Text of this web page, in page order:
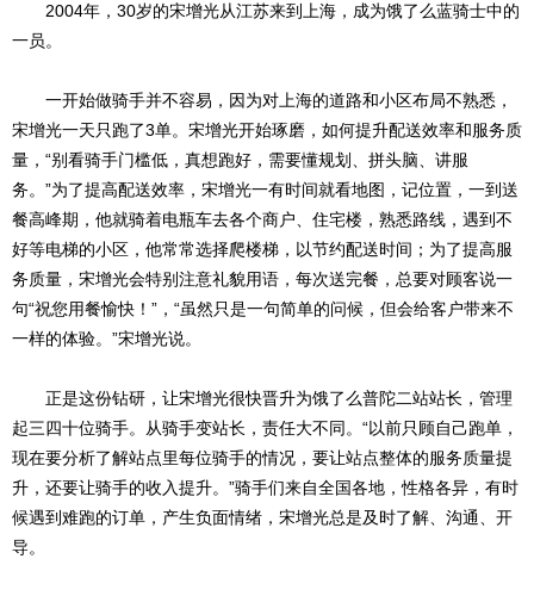
2004年，30岁的宋增光从江苏来到上海，成为饿了么蓝骑士中的
一员。
一开始做骑手并不容易，因为对上海的道路和小区布局不熟悉，
宋增光一天只跑了3单。宋增光开始琢磨，如何提升配送效率和服务质
量，“别看骑手门槛低，真想跑好，需要懂规划、拼头脑、讲服
务。”为了提高配送效率，宋增光一有时间就看地图，记位置，一到送
餐高峰期，他就骑着电瓶车去各个商户、住宅楼，熟悉路线，遇到不
好等电梯的小区，他常常选择爬楼梯，以节约配送时间；为了提高服
务质量，宋增光会特别注意礼貌用语，每次送完餐，总要对顾客说一
句“祝您用餐愉快！”，“虽然只是一句简单的问候，但会给客户带来不
一样的体验。”宋增光说。
正是这份钻研，让宋增光很快晋升为饿了么普陀二站站长，管理
起三四十位骑手。从骑手变站长，责任大不同。“以前只顾自己跑单，
现在要分析了解站点里每位骑手的情况，要让站点整体的服务质量提
升，还要让骑手的收入提升。”骑手们来自全国各地，性格各异，有时
候遇到难跑的订单，产生负面情绪，宋增光总是及时了解、沟通、开
导。